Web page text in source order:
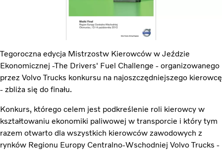
Tegoroczna edycja Mistrzostw Kierowców w Jeździe
Ekonomicznej -The Drivers' Fuel Challenge - organizowanego
przez Volvo Trucks konkursu na najoszczędniejszego kierowcę
- zbliża się do finału.
Konkurs, którego celem jest podkreślenie roli kierowcy w
kształtowaniu ekonomiki paliwowej w transporcie i który tym
razem otwarto dla wszystkich kierowców zawodowych z
rynków Regionu Europy Centralno-Wschodniej Volvo Trucks -